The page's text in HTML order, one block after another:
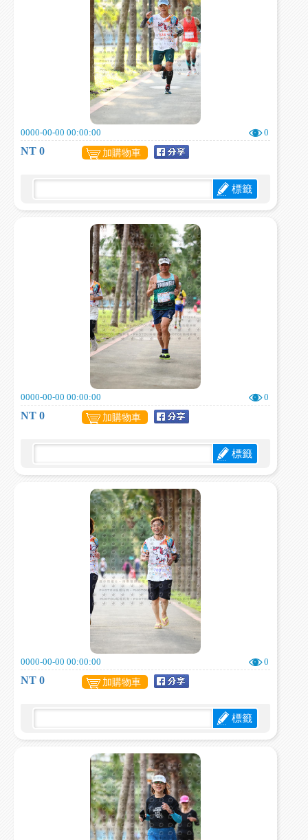
0000-00-00 00:00:00 0
NT 0 加購物車
標籤
0000-00-00 00:00:00 0
NT 0 加購物車
標籤
0000-00-00 00:00:00 0
NT 0 加購物車
標籤